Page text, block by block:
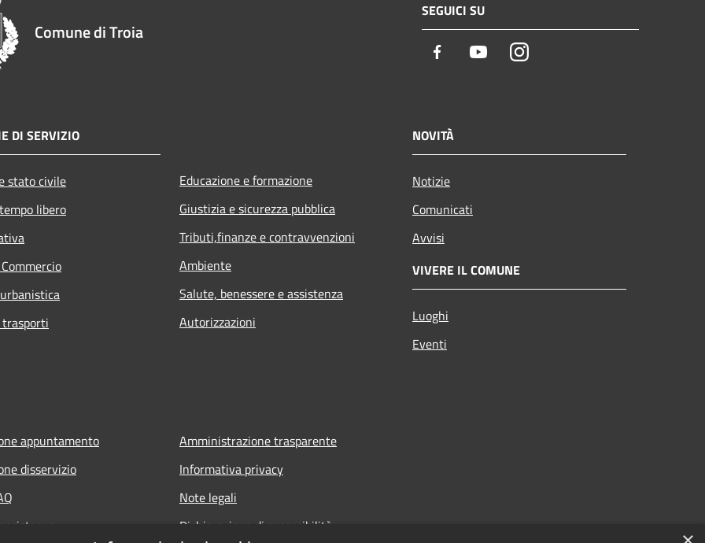
Comune di Troia
SEGUICI SU
Facebook YoutubeInstagram
DI SERVIZIO
stato civile
libero
Educazione e formazione
Giustizia e sicurezza pubblica
Tributi,finanze e contravvenzioni
Ambiente
Salute, benessere e assistenza
Autorizzazioni
NOVITÀ
Notizie
Comunicati
Avvisi
VIVERE IL COMUNE
Luoghi
Eventi
appuntamento
disservizio
Amministrazione trasparente
Informativa privacy
Note legali
Dichiarazione di accessibilità